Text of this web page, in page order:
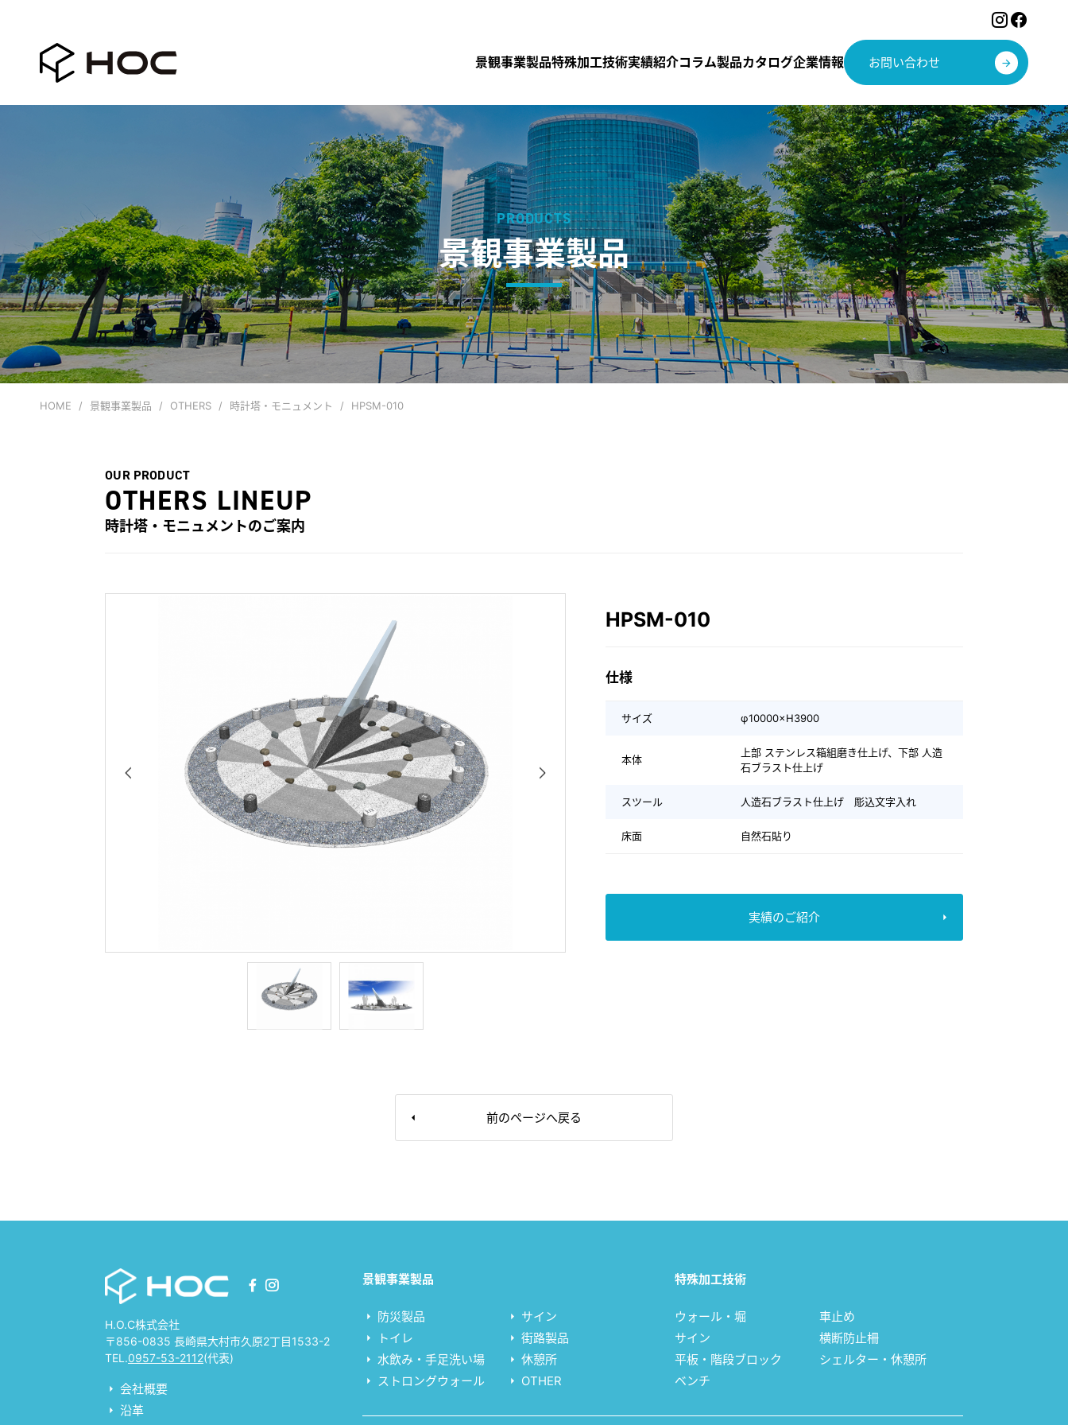
景観事業製品特殊加工技術実績紹介コラム製品カタログ企業情報 お問い合わせ
PRODUCTS
景観事業製品
HOME 景観事業製品 OTHERS 時計塔・モニュメント HPSM-010
OUR PRODUCT
OTHERS LINEUP
時計塔・モニュメントのご案内
HPSM-010
仕様
サイズ φ10000×H3900
本体
上部 ステンレス箱組磨き仕上げ、下部 人造
石ブラスト仕上げ
スツール 人造石ブラスト仕上げ 彫込文字入れ
床面 自然石貼り
実績のご紹介
前のページへ戻る
H.O.C株式会社
〒856-0835 長崎県大村市久原2丁目1533-2
TEL.0957-53-2112(代表)
会社概要
沿革
景観事業製品
防災製品
トイレ
水飲み・手足洗い場
ストロングウォール
サイン
街路製品
休憩所
OTHER
特殊加工技術
ウォール・堀
サイン
平板・階段ブロック
ベンチ
車止め
横断防止柵
シェルター・休憩所